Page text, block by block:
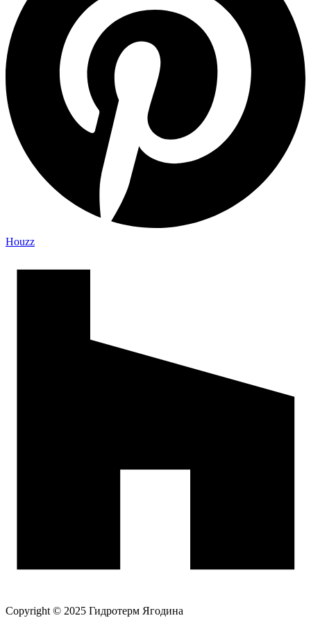
Houzz
Copyright © 2025 Гидротерм Ягодина